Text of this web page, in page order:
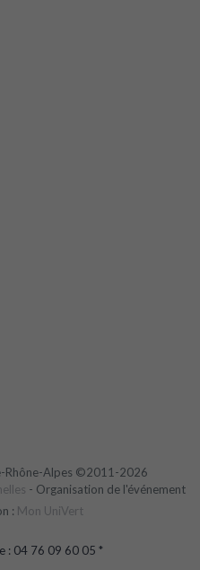
Rhône-Alpes ©2011-2026
- Organisation de l'événement
: Mon UniVert
: 04 76 09 60 05 *